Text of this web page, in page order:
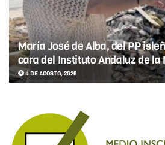
María José de Alba, del PP
cara del Instituto Andaluz de la
4 DE AGOSTO, 2026